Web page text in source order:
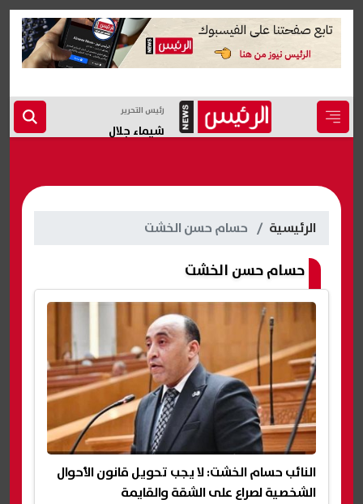
رئيس التحرير
شيماء جلال
الرئيسية حسام حسن الخشت
حسام حسن الخشت
النائب حسام الخشت: لا يجب تحويل قانون الأحوال
الشخصية لصراع على الشقة والقايمة